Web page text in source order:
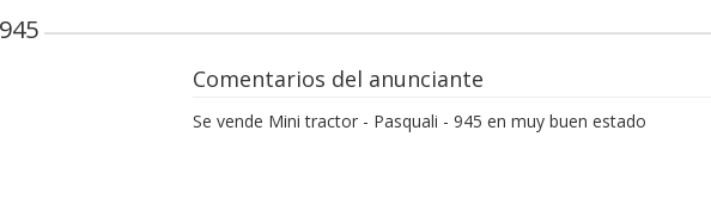
Comentarios del anunciante
Se vende Mini tractor - Pasquali - 945 en muy buen estado